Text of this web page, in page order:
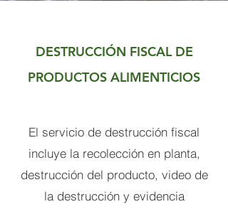
DESTRUCCIÓN FISCAL DE
PRODUCTOS ALIMENTICIOS
El servicio de destrucción fiscal
incluye la recolección en planta,
destrucción del producto, video de
la destrucción y evidencia